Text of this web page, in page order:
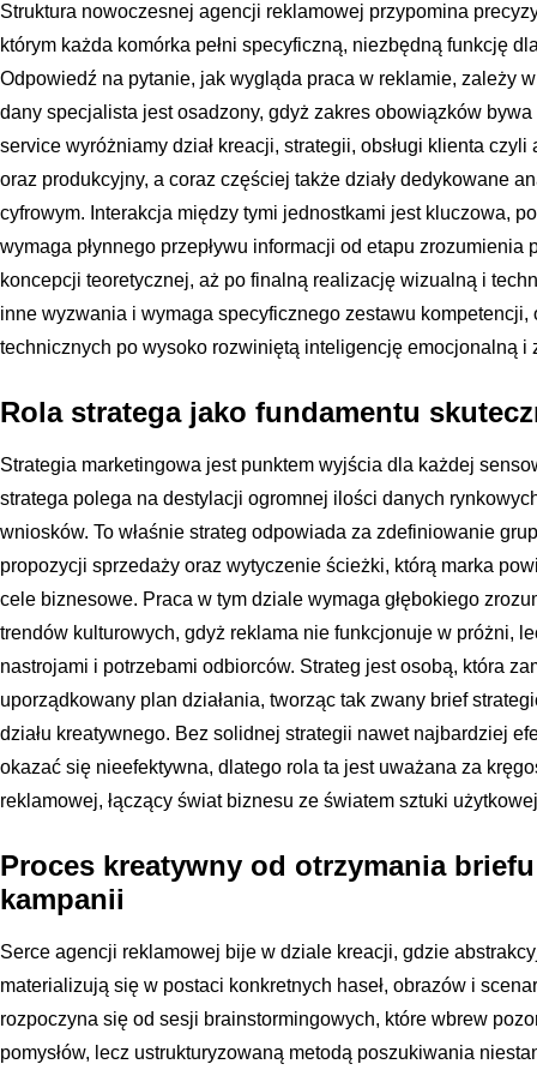
Struktura nowoczesnej agencji reklamowej przypomina
którym każda komórka pełni specyficzną, niezbędną funkcję
Odpowiedź na pytanie, jak wygląda praca w reklamie, zależy
dany specjalista jest osadzony, gdyż zakres obowiązków
service wyróżniamy dział kreacji, strategii, obsługi klienta
oraz produkcyjny, a coraz częściej także działy dedykowane
cyfrowym. Interakcja między tymi jednostkami jest kluczowa,
wymaga płynnego przepływu informacji od etapu
koncepcji teoretycznej, aż po finalną realizację wizualną i
inne wyzwania i wymaga specyficznego zestawu kompetencji,
technicznych po wysoko rozwiniętą inteligencję emocjonalną i
Rola stratega jako fundamentu
Strategia marketingowa jest punktem wyjścia dla każdej
stratega polega na destylacji ogromnej ilości danych
wniosków. To właśnie strateg odpowiada za zdefiniowanie
propozycji sprzedaży oraz wytyczenie ścieżki, którą marka
cele biznesowe. Praca w tym dziale wymaga głębokiego
trendów kulturowych, gdyż reklama nie funkcjonuje w próżni,
nastrojami i potrzebami odbiorców. Strateg jest osobą, która
uporządkowany plan działania, tworząc tak zwany brief
działu kreatywnego. Bez solidnej strategii nawet najbardziej
okazać się nieefektywna, dlatego rola ta jest uważana za
reklamowej, łączący świat biznesu ze światem sztuki
Proces kreatywny od otrzymania
kampanii
Serce agencji reklamowej bije w dziale kreacji, gdzie
materializują się w postaci konkretnych haseł, obrazów i
rozpoczyna się od sesji brainstormingowych, które wbrew
pomysłów, lecz ustrukturyzowaną metodą poszukiwania